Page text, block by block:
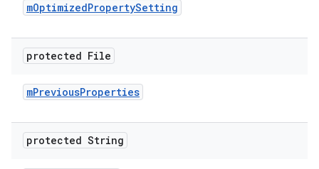
mOptimizedPropertySetting
protected File
mPreviousProperties
protected String